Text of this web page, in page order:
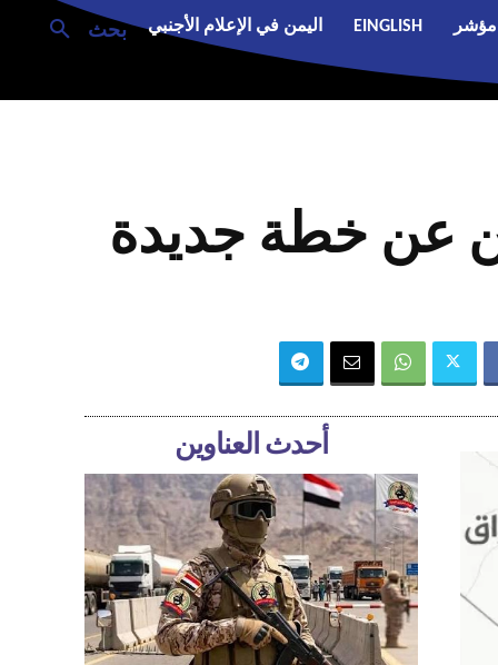
بحث مؤشر EINGLISH اليمن في الإعلام الأجنبي
إيران تعلن عن خطة جديدة
أحدث العناوين